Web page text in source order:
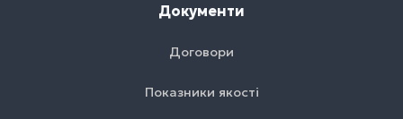
Документи
Договори
Показники якості